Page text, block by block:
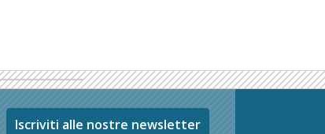
Iscriviti alle nostre newsletter